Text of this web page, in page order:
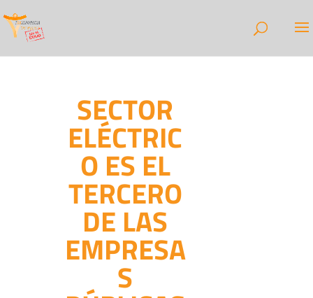
SECTOR
ELÉCTRIC
O ES EL
TERCERO
DE LAS
EMPRESA
S